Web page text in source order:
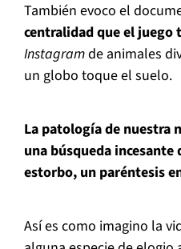
También evoco el
centralidad que el juego
Instagramde animales
un globo toque el suelo.
La patología de nuestra
una búsqueda
estorbo, un paréntesis
Así es como imagino la